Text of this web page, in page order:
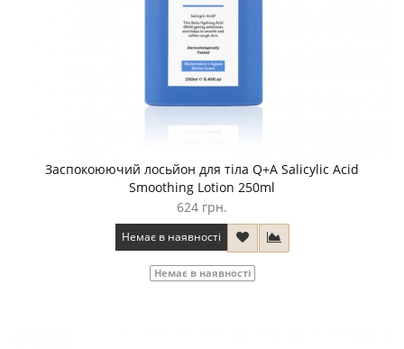
Заспокоюючий лосьйон для тіла Q+A Salicylic Acid
Smoothing Lotion 250ml
624 грн.
Немає в наявності
Немає в наявності